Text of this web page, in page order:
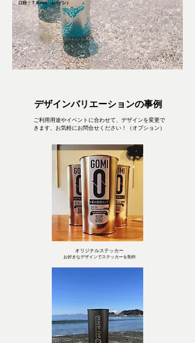
口径：７８mm（1パイン）
デザインバリエーションの事例
ご利用用途やイベントに合わせて、デザインを変更で
きます。お気軽にお問合せください！（オプション）
オリジナルステッカー
お好きなデザインでステッカーを制作